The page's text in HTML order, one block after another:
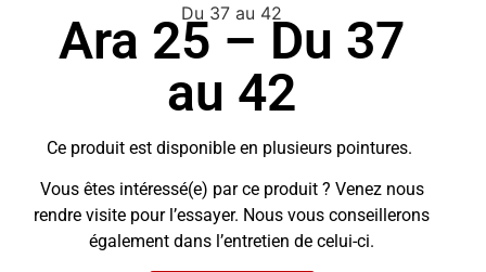
Du 37 au 42
Ara 25 – Du 37
au 42
Ce produit est disponible en plusieurs pointures.
Vous êtes intéressé(e) par ce produit ? Venez nous
rendre visite pour l’essayer. Nous vous conseillerons
également dans l’entretien de celui-ci.